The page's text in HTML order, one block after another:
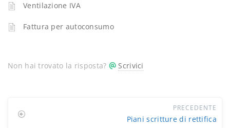
Ventilazione IVA
Fattura per autoconsumo
Non hai trovato la risposta? Scrivici
PRECEDENTE
Piani scritture di rettifica